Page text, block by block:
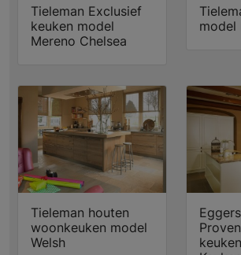
Tieleman Exclusief
keuken model
Mereno Chelsea
model
Tieleman houten
woonkeuken model
Welsh